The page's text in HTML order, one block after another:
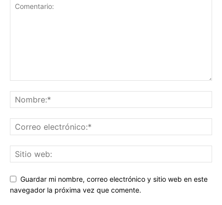
Guardar mi nombre, correo electrónico y sitio web en este
navegador la próxima vez que comente.